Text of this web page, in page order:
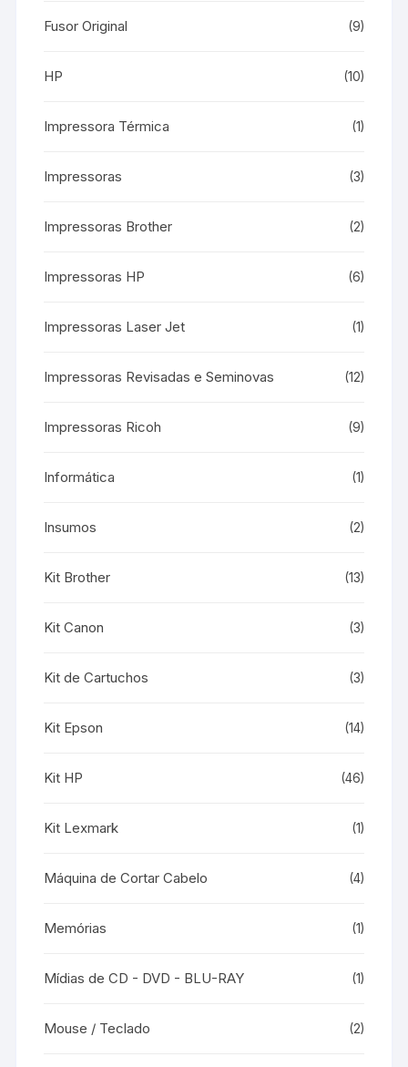
Fusor Original (9)
HP (10)
Impressora Térmica (1)
Impressoras (3)
Impressoras Brother (2)
Impressoras HP (6)
Impressoras Laser Jet (1)
Impressoras Revisadas e Seminovas (12)
Impressoras Ricoh (9)
Informática (1)
Insumos (2)
Kit Brother (13)
Kit Canon (3)
Kit de Cartuchos (3)
Kit Epson (14)
Kit HP (46)
Kit Lexmark (1)
Máquina de Cortar Cabelo (4)
Memórias (1)
Mídias de CD - DVD - BLU-RAY (1)
Mouse / Teclado (2)